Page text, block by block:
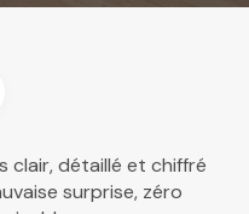
clair, détaillé et chiffré
surprise, zéro